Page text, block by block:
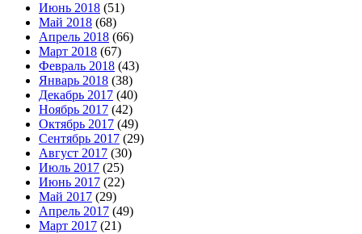
Июнь 2018 (51)
Май 2018 (68)
Апрель 2018 (66)
Март 2018 (67)
Февраль 2018 (43)
Январь 2018 (38)
Декабрь 2017 (40)
Ноябрь 2017 (42)
Октябрь 2017 (49)
Сентябрь 2017 (29)
Август 2017 (30)
Июль 2017 (25)
Июнь 2017 (22)
Май 2017 (29)
Апрель 2017 (49)
Март 2017 (21)